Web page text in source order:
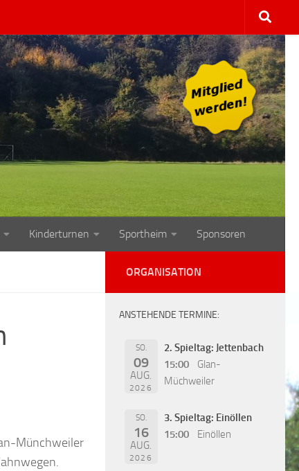
Kinderturnen Sportheim Sponsoren
Münchweiler
ORGANISATION
ANSTEHENDE TERMINE:
SO.
09
AUG.
2026
2. Spieltag: Jettenbach
15:00
Glan-
Müchweiler
SO.
16
AUG.
2026
3. Spieltag: Einöllen
15:00
Einöllen